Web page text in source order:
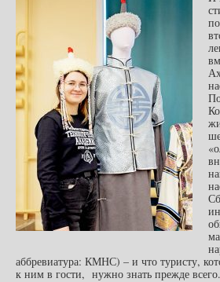
аббревиатура: КМНС) – и что туристу,
к ним в гости, нужно знать прежде всего.